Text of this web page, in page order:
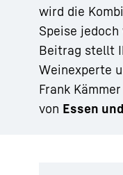
wird die
Speise
Beitrag stellt
Weinexperte
Frank
von Essen